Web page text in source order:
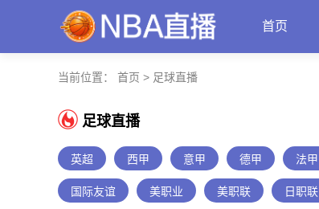
首页
当前位置： 首页 > 足球直播
足球直播
英超 西甲 意甲 德甲 法甲
国际友谊 美职业 美职联 日职联